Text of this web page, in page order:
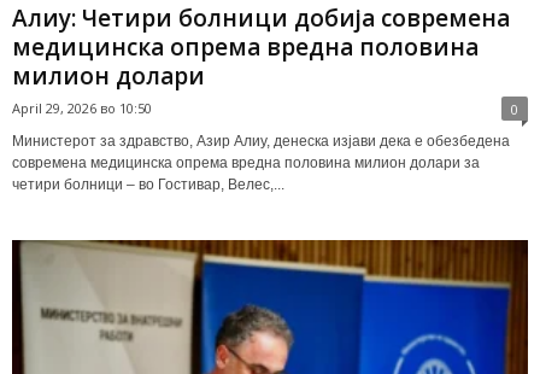
Алиу: Четири болници добија современа
медицинска опрема вредна половина
милион долари
April 29, 2026 во 10:50 0
Министерот за здравство, Азир Алиу, денеска изјави дека е обезбедена
современа медицинска опрема вредна половина милион долари за
четири болници – во Гостивар, Велес,...